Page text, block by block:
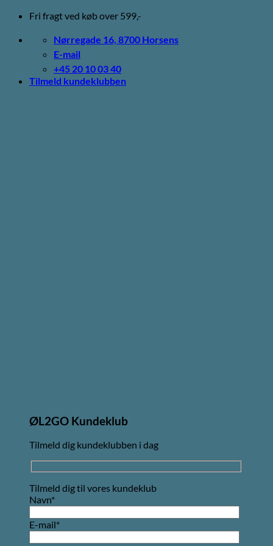
Fortsæt
indhold
Fri fragt ved køb over 599,-
Nørregade 16, 8700 Horsens
E-mail
+45 20 10 03 40
Tilmeld kundeklubben
ØL2GO Kundeklub
Tilmeld dig kundeklubben i dag
Tilmeld dig til vores kundeklub
Navn*
E-mail*